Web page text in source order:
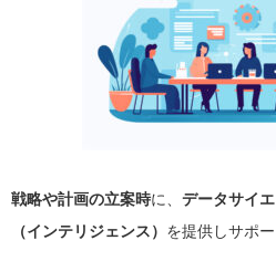
戦略や計画の立案時に、 データサイ
（インテリジェンス） を提供しサポー